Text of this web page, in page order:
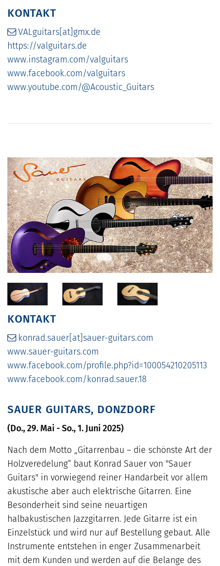
KONTAKT
VALguitars[at]gmx.de
https://valguitars.de
www.instagram.com/valguitars
www.facebook.com/valguitars
www.youtube.com/@Acoustic_Guitars
KONTAKT
konrad.sauer[at]sauer-guitars.com
www.sauer-guitars.com
www.facebook.com/profile.php?id=100054210205113
www.facebook.com/konrad.sauer.18
SAUER GUITARS, DONZDORF
(Do., 29. Mai - So., 1. Juni 2025)
Nach dem Motto „Gitarrenbau – die schönste Art der
Holzveredelung“ baut Konrad Sauer von "Sauer
Guitars" in vorwiegend reiner Handarbeit vor allem
akustische aber auch elektrische Gitarren. Eine
Besonderheit sind seine neuartigen
halbakustischen Jazzgitarren. Jede Gitarre ist ein
Einzelstück und wird nur auf Bestellung gebaut. Alle
Instrumente entstehen in enger Zusammenarbeit
mit dem Kunden und werden auf die Belange des